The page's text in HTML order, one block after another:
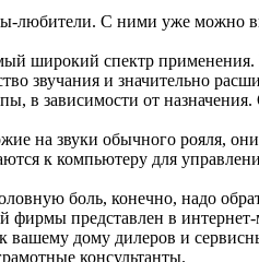
любители. С ними уже можно
широкий спектр
звучания и значительно
в зависимости от назначения.
на звуки обычного рояля,
к компьютеру для
боль, конечно, надо
представлен в интернет-
вашему дому дилеров и
консультанты.